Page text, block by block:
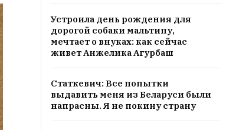
Устроила день рождения для
дорогой собаки мальтипу,
мечтает о внуках: как сейчас
живет Анжелика Агурбаш
Статкевич: Все попытки
выдавить меня из Беларуси были
напрасны. Я не покину страну